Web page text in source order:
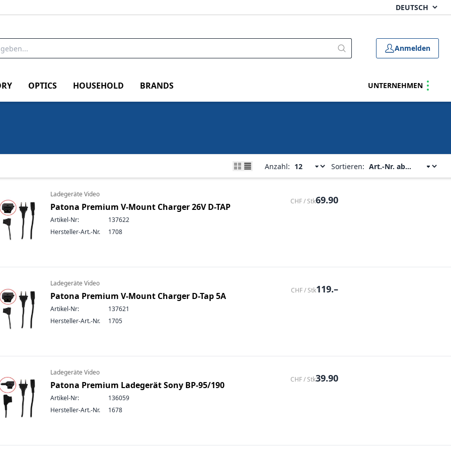
Anmelden
OPTICS HOUSEHOLD BRANDS UNTERNEHMEN
Anzahl: Sortieren:
Ladegeräte Video
Patona Premium V-Mount Charger 26V D-TAP
Artikel-Nr:
137622
Hersteller-Art.-Nr.
1708
CHF / Stk69.90
Ladegeräte Video
Patona Premium V-Mount Charger D-Tap 5A
Artikel-Nr:
137621
Hersteller-Art.-Nr.
1705
CHF / Stk119.–
Ladegeräte Video
Patona Premium Ladegerät Sony BP-95/190
Artikel-Nr:
136059
Hersteller-Art.-Nr.
1678
CHF / Stk39.90